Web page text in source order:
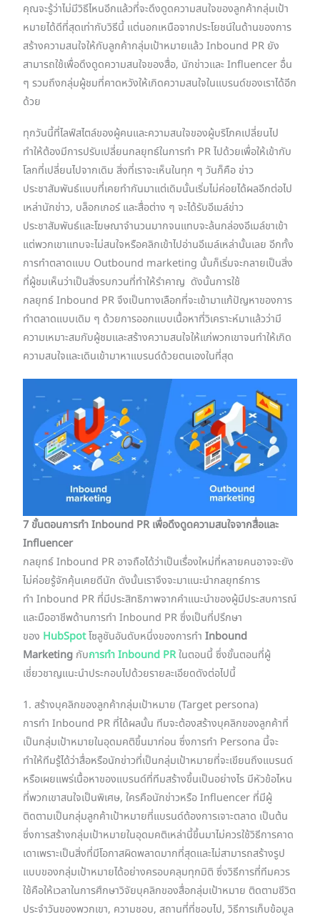
คุณจะรู้ว่าไม่มีวิธีไหนอีกแล้วที่จะดึงดูดความสนใจของลูกค้ากลุ่มเป้า
หมายได้ดีที่สุดเท่ากับวิธีนี้ แต่นอกเหนือจากประโยชน์ในด้านของการ
สร้างความสนใจให้กับลูกค้ากลุ่มเป้าหมายแล้ว Inbound PR ยัง
สามารถใช้เพื่อดึงดูดความสนใจของสื่อ, นักข่าวและ Influencer อื่น
ๆ รวมถึงกลุ่มผู้ชมที่คาดหวังให้เกิดความสนใจในแบรนด์ของเราได้อีก
ด้วย
ทุกวันนี้ที่ไลฟ์สไตล์ของผู้คนและความสนใจของผู้บริโภคเปลี่ยนไป
ทำให้ต้องมีการปรับเปลี่ยนกลยุทธ์ในการทำ PR ไปด้วยเพื่อให้เข้ากับ
โลกที่เปลี่ยนไปจากเดิม สิ่งที่เราจะเห็นในทุก ๆ วันก็คือ ข่าว
ประชาสัมพันธ์แบบที่เคยทำกันมาแต่เดิมนั้นเริ่มไม่ค่อยได้ผลอีกต่อไป
เหล่านักข่าว, บล็อกเกอร์ และสื่อต่าง ๆ จะได้รับอีเมล์ข่าว
ประชาสัมพันธ์และโฆษณาจำนวนมากจนแทบจะล้นกล่องอีเมล์ขาเข้า
แต่พวกเขาแทบจะไม่สนใจหรือคลิกเข้าไปอ่านอีเมล์เหล่านั้นเลย อีกทั้ง
การทำตลาดแบบ Outbound marketing นั้นก็เริ่มจะกลายเป็นสิ่ง
ที่ผู้ชมเห็นว่าเป็นสิ่งรบกวนที่ทำให้รำคาญ ดังนั้นการใช้
กลยุทธ์ Inbound PR จึงเป็นทางเลือกที่จะเข้ามาแก้ปัญหาของการ
ทำตลาดแบบเดิม ๆ ด้วยการออกแบบเนื้อหาที่วิเคราะห์มาแล้วว่ามี
ความเหมาะสมกับผู้ชมและสร้างความสนใจให้แก่พวกเขาจนทำให้เกิด
ความสนใจและเดินเข้ามาหาแบรนด์ด้วยตนเองในที่สุด
7 ขั้นตอนการทำ Inbound PR เพื่อดึงดูดความสนใจจากสื่อและ
Influencer
กลยุทธ์ Inbound PR อาจถือได้ว่าเป็นเรื่องใหม่ที่หลายคนอาจจะยัง
ไม่ค่อยรู้จักคุ้นเคยดีนัก ดังนั้นเราจึงจะมาแนะนำกลยุทธ์การ
ทำ Inbound PR ที่มีประสิทธิภาพจากคำแนะนำของผู้มีประสบการณ์
และมืออาชีพด้านการทำ Inbound PR ซึ่งเป็นที่ปรึกษา
ของ HubSpotโซลูชันอันดับหนึ่งของการทำInbound
Marketing กับการทำ Inbound PRในตอนนี้ ซึ่งขั้นตอนที่ผู้
เชี่ยวชาญแนะนำประกอบไปด้วยรายละเอียดดังต่อไปนี้
1. สร้างบุคลิกของลูกค้ากลุ่มเป้าหมาย (Target persona)
การทำ Inbound PR ที่ได้ผลนั้น ทีมจะต้องสร้างบุคลิกของลูกค้าที่
เป็นกลุ่มเป้าหมายในอุดมคติขึ้นมาก่อน ซึ่งการทำ Persona นี้จะ
ทำให้ทีมรู้ได้ว่าสื่อหรือนักข่าวที่เป็นกลุ่มเป้าหมายที่จะเขียนถึงแบรนด์
หรือเผยแพร่เนื้อหาของแบรนด์ที่ทีมสร้างขึ้นเป็นอย่างไร มีหัวข้อไหน
ที่พวกเขาสนใจเป็นพิเศษ, ใครคือนักข่าวหรือ Influencer ที่มีผู้
ติดตามเป็นกลุ่มลูกค้าเป้าหมายที่แบรนด์ต้องการเจาะตลาด เป็นต้น
ซึ่งการสร้างกลุ่มเป้าหมายในอุดมคติเหล่านี้ขึ้นมาไม่ควรใช้วิธีการคาด
เดาเพราะเป็นสิ่งที่มีโอกาสผิดพลาดมากที่สุดและไม่สามารถสร้างรูป
แบบของกลุ่มเป้าหมายได้อย่างครอบคลุมทุกมิติ ซึ่งวิธีการที่ทีมควร
ใช้คือให้เวลาในการศึกษาวิจัยบุคลิกของสื่อกลุ่มเป้าหมาย ติดตามชีวิต
ประจำวันของพวกเขา, ความชอบ, สถานที่ที่ชอบไป, วิธีการเก็บข้อมูล